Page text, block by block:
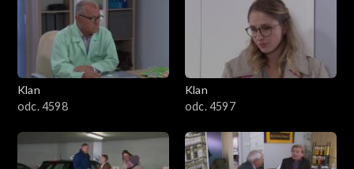
4201–4300
4101–4200
3901–4000
Klan
odc. 4598
Klan
odc. 4597